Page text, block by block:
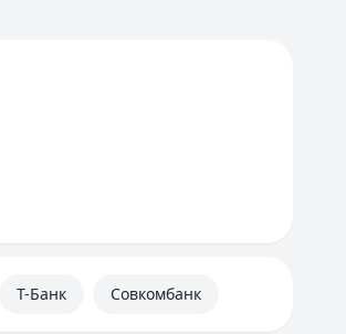
Т-Банк Совкомбанк